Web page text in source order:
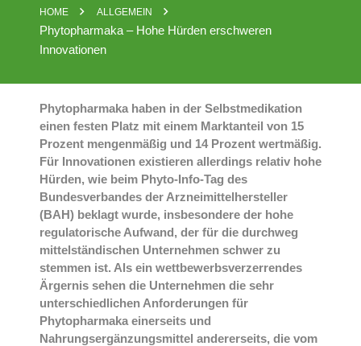
HOME ALLGEMEIN
Phytopharmaka – Hohe Hürden erschweren
Innovationen
Phytopharmaka haben in der Selbstmedikation
einen festen Platz mit einem Marktanteil von 15
Prozent mengenmäßig und 14 Prozent wertmäßig.
Für Innovationen existieren allerdings relativ hohe
Hürden, wie beim Phyto-Info-Tag des
Bundesverbandes der Arzneimittelhersteller
(BAH) beklagt wurde, insbesondere der hohe
regulatorische Aufwand, der für die durchweg
mittelständischen Unternehmen schwer zu
stemmen ist. Als ein wettbewerbsverzerrendes
Ärgernis sehen die Unternehmen die sehr
unterschiedlichen Anforderungen für
Phytopharmaka einerseits und
Nahrungsergänzungsmittel andererseits, die vom